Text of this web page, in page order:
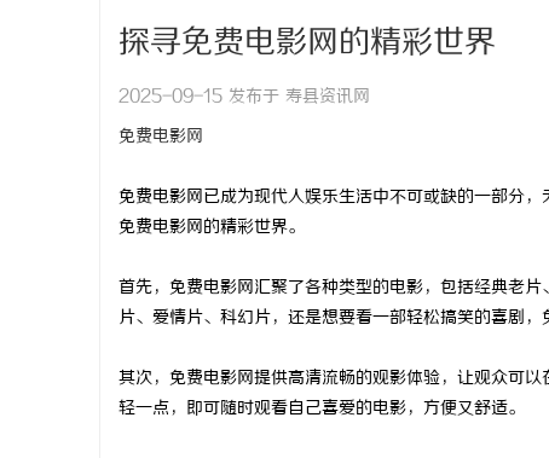
探寻免费电影网的精彩世界
2025-09-15 发布于 寿县资讯网
免费电影网
免费电影网已成为现代人娱乐生活中不可或缺的一部分
免费电影网的精彩世界。
首先，免费电影网汇聚了各种类型的电影，包括经典老
片、爱情片、科幻片，还是想要看一部轻松搞笑的喜剧，
其次，免费电影网提供高清流畅的观影体验，让观众可
轻一点，即可随时观看自己喜爱的电影，方便又舒适。